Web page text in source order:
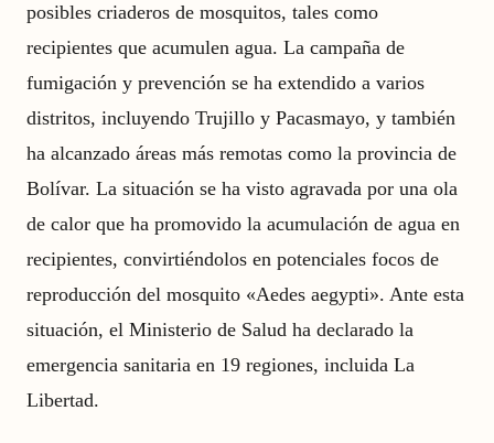
posibles criaderos de mosquitos, tales como
recipientes que acumulen agua. La campaña de
fumigación y prevención se ha extendido a varios
distritos, incluyendo Trujillo y Pacasmayo, y también
ha alcanzado áreas más remotas como la provincia de
Bolívar. La situación se ha visto agravada por una ola
de calor que ha promovido la acumulación de agua en
recipientes, convirtiéndolos en potenciales focos de
reproducción del mosquito «Aedes aegypti». Ante esta
situación, el Ministerio de Salud ha declarado la
emergencia sanitaria en 19 regiones, incluida La
Libertad.